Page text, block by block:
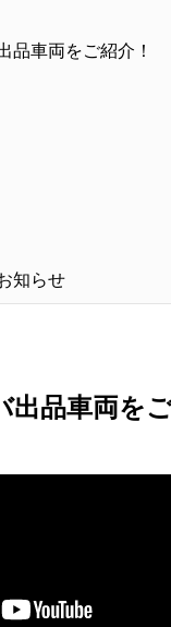
品車両をご紹介！
知らせ
出品車両を